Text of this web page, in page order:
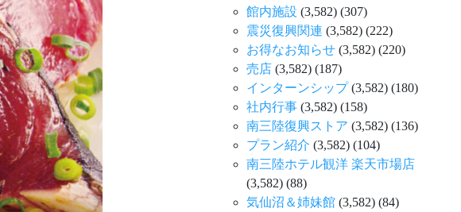
館内施設 (3,582) (307)
震災復興関連 (3,582) (222)
お得なお知らせ (3,582) (220)
売店 (3,582) (187)
インターンシップ(3,582) (180)
社内行事 (3,582) (158)
南三陸復興ストア (3,582) (136)
プラン紹介 (3,582) (104)
南三陸ホテル観洋 楽天市場店
(3,582) (88)
気仙沼＆姉妹館 (3,582) (84)